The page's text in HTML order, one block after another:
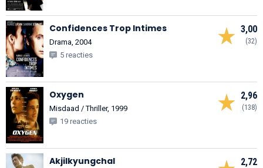
3,00
(32)
Confidences Trop Intimes
Drama, 2004
5 reacties
2,96
(138)
Oxygen
Misdaad / Thriller, 1999
19 reacties
2,72
Akjilkyungchal